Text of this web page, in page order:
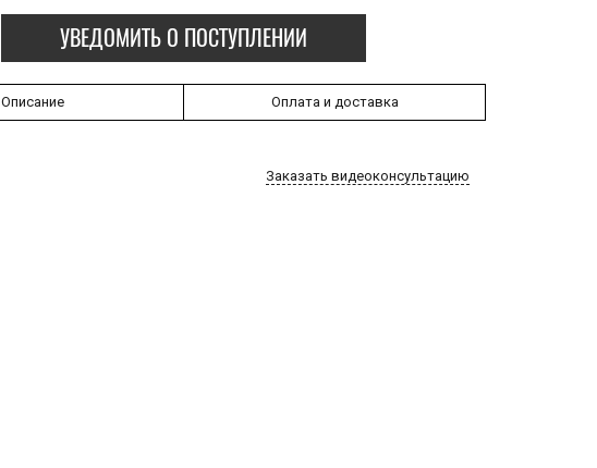
УВЕДОМИТЬ О ПОСТУПЛЕНИИ
Описание Оплата и доставка
Заказать видеоконсультацию